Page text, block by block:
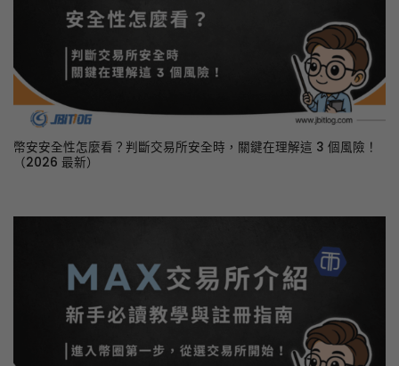
幣安安全性怎麼看？判斷交易所安全時，關鍵在理解這 3 個風險！
（2026 最新）